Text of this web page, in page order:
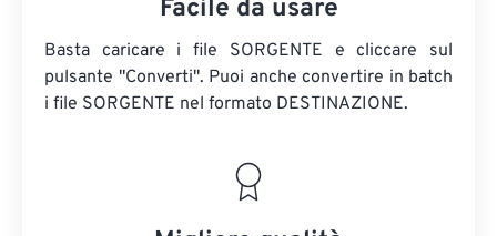
Facile da usare
Basta caricare i file SORGENTE e cliccare sul
pulsante "Converti". Puoi anche convertire in batch
i file SORGENTE nel formato DESTINAZIONE.